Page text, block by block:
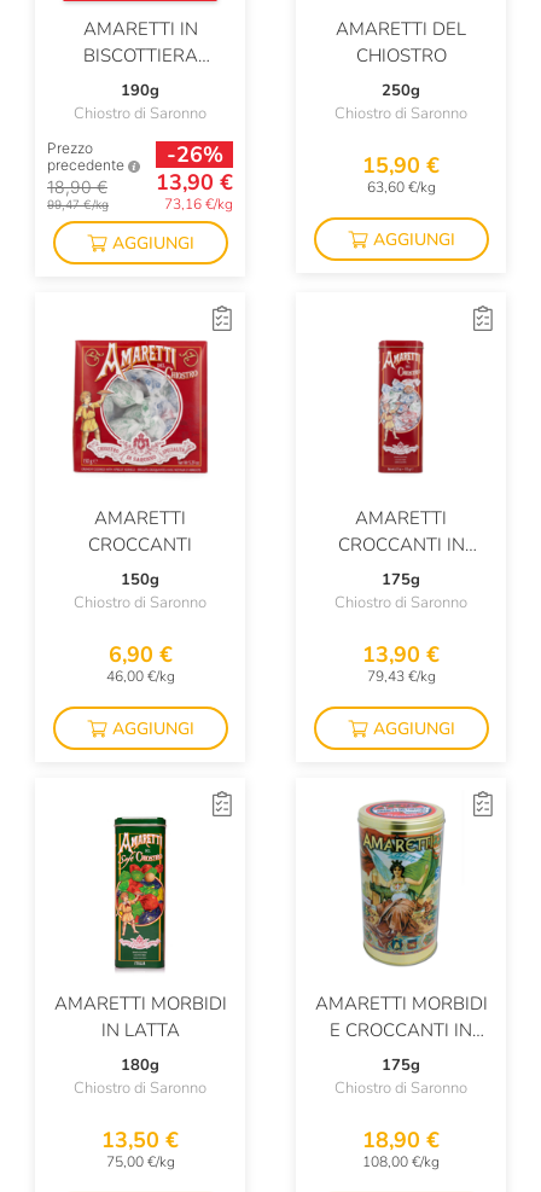
AMARETTI IN
BISCOTTIERA
VINTAGE
190g
Chiostro di Saronno
Prezzo
precedente
18,90 €
99,47 €/kg
-26%
13,90 €
73,16 €/kg
AGGIUNGI
AMARETTI DEL
CHIOSTRO
250g
Chiostro di Saronno
15,90 €
63,60 €/kg
AGGIUNGI
AMARETTI
CROCCANTI
150g
Chiostro di Saronno
6,90 €
46,00 €/kg
AGGIUNGI
AMARETTI
CROCCANTI IN
LATTA
175g
Chiostro di Saronno
13,90 €
79,43 €/kg
AGGIUNGI
AMARETTI MORBIDI
IN LATTA
180g
Chiostro di Saronno
13,50 €
75,00 €/kg
AMARETTI MORBIDI
E CROCCANTI IN
LATTA
175g
Chiostro di Saronno
18,90 €
108,00 €/kg